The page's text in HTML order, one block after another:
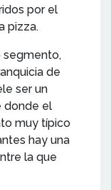
por el
pizza.
segmento,
de
ser un
donde el
muy típico
hay una
la que